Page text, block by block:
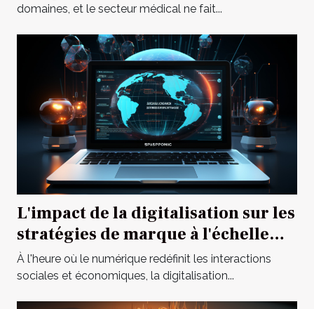
domaines, et le secteur médical ne fait...
L'impact de la digitalisation sur les
stratégies de marque à l'échelle
globale
À l'heure où le numérique redéfinit les interactions
sociales et économiques, la digitalisation...